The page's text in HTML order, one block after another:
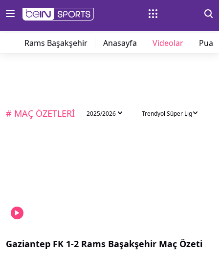
Rams Başakşehir Anasayfa Videolar
# MAÇ ÖZETLERİ 2025/2026 Trendyol Süper Lig
Gaziantep FK 1-2 Rams Başakşehir Maç Özeti